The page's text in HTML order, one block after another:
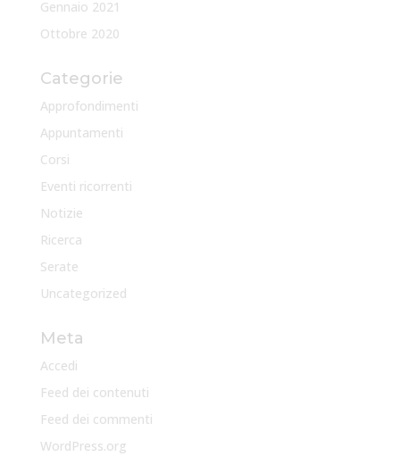
Gennaio 2021
Ottobre 2020
Categorie
Approfondimenti
Appuntamenti
Corsi
Eventi ricorrenti
Notizie
Ricerca
Serate
Uncategorized
Meta
Accedi
Feed dei contenuti
Feed dei commenti
WordPress.org